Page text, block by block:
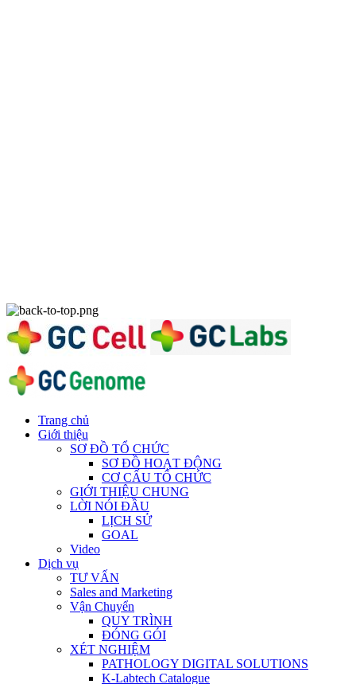
Trang chủ
Giới thiệu
SƠ ĐỒ TỔ CHỨC
SƠ ĐỒ HOẠT ĐỘNG
CƠ CẤU TỔ CHỨC
GIỚI THIỆU CHUNG
LỜI NÓI ĐẦU
LỊCH SỬ
GOAL
Video
Dịch vụ
TƯ VẤN
Sales and Marketing
Vận Chuyển
QUY TRÌNH
ĐÓNG GÓI
XÉT NGHIỆM
PATHOLOGY DIGITAL SOLUTIONS
K-Labtech Catalogue